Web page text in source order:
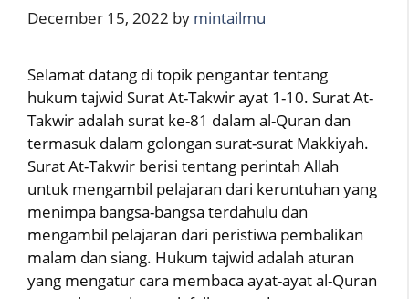
December 15, 2022 by mintailmu
Selamat datang di topik pengantar tentang
hukum tajwid Surat At-Takwir ayat 1-10. Surat At-
Takwir adalah surat ke-81 dalam al-Quran dan
termasuk dalam golongan surat-surat Makkiyah.
Surat At-Takwir berisi tentang perintah Allah
untuk mengambil pelajaran dari keruntuhan yang
menimpa bangsa-bangsa terdahulu dan
mengambil pelajaran dari peristiwa pembalikan
malam dan siang. Hukum tajwid adalah aturan
yang mengatur cara membaca ayat-ayat al-Quran